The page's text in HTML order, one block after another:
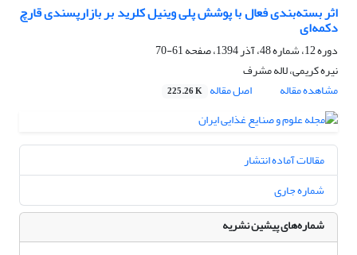
اثر بسته‌بندی فعال با پوشش پلی وینیل کلرید بر بازارپسندی قارچ
دکمه‌ای
دوره 12، شماره 48، آذر 1394، صفحه
61-70
نیره کریمی، لاله مشرف
مشاهده مقاله
اصل مقاله 225.26 K
مقالات آماده انتشار
شماره جاری
شماره‌های پیشین نشریه